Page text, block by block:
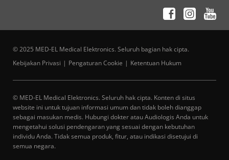
© 2025 MED-EL Medical Elektronics. Seluruh bagian hak cipta.
Kebijakan Privasi
Pengaturan Cookie Ketentuan Hukum
© MED-EL Medical Elektronics. Seluruh hak cipta. Konten di situs
website ini untuk tujuan informasi umum dan tidak boleh dianggap
sebagai masukan medis. Hubungi dokter atau Audiologis Anda untuk
mengetahui solusi pendengaran yang sesuai dengan kebutuhan
individu Anda. Tidak semua produk, fitur, atau indikasi disetujui di
semua negara.